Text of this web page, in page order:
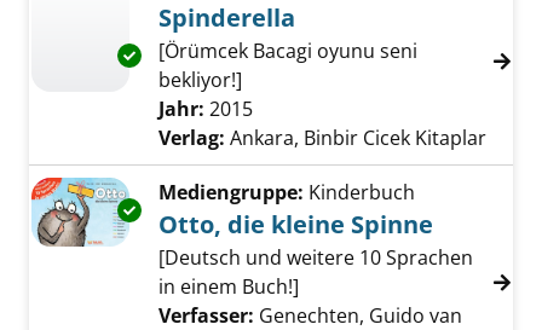
Exemplar-Details von Spinderella anzeigen
Spinderella
[Örümcek Bacagi oyunu seni
bekliyor!]
Suche nach diesem Verfasser
Jahr: 2015
Verlag: Ankara, Binbir Cicek Kitaplar
Exemplar-Details von Otto, die kleine Spinne
Mediengruppe: Kinderbuch
Otto, die kleine Spinne
[Deutsch und weitere 10 Sprachen
in einem Buch!]
Verfasser: Genechten, Guido van